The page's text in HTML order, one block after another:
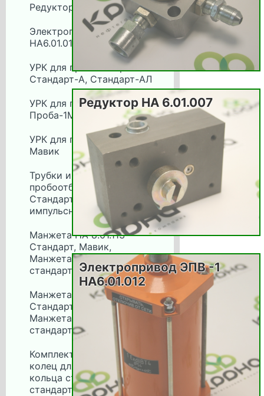
Редуктор НА 6.01.007
Электропривод ЭПВ -1
НА6.01.012
УРК для пробоотборника
Стандарт-А, Стандарт-АЛ
УРК для пробоотборника
Проба-1М
УРК для пробоотборника
Мавик
Трубки импульсные для
пробоотборников
Стандарт, Мавик, Трубки
импульсные
Манжета НА 8.01.113
Стандарт, Мавик,
Манжета НА, манжета
стандарт
Манжета НА 8.01.013
Стандарт, Мавик,
Манжета НА, манжета
стандарт
Комплект резиновых
колец для Стандарт,
кольца стандарт, зип
стандарт
Редуктор НА 6.01.007
Электропривод ЭПВ -1
НА6.01.012